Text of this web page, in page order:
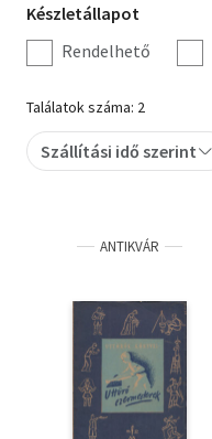
Hobbi, szabadidő
Irodalom
Művészet
Szakkönyv
Tankönyv, segédkönyv
Társadalomtudomány
Természettudomány
Történelem
Készletállapot
szűrés
Készletállapot
Rendelhető
Találatok száma: 2
Szállítási idő szerint
ANTIKVÁR